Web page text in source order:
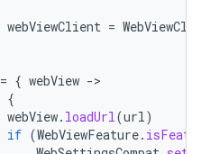
webViewClient =
= { webView -
{
webView. loadUrl(url)
if (WebViewFeature.